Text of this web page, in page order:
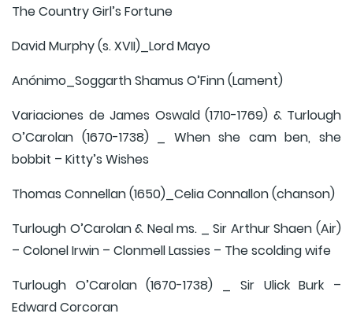
The Country Girl’s Fortune
David Murphy (s. XVII)_Lord Mayo
Anónimo_Soggarth Shamus O’Finn (Lament)
Variaciones de James Oswald (1710-1769) & Turlough
O’Carolan (1670-1738) _ When she cam ben, she
bobbit – Kitty’s Wishes
Thomas Connellan (1650)_Celia Connallon (chanson)
Turlough O’Carolan & Neal ms. _ Sir Arthur Shaen (Air)
– Colonel Irwin – Clonmell Lassies – The scolding wife
Turlough O’Carolan (1670-1738) _ Sir Ulick Burk –
Edward Corcoran